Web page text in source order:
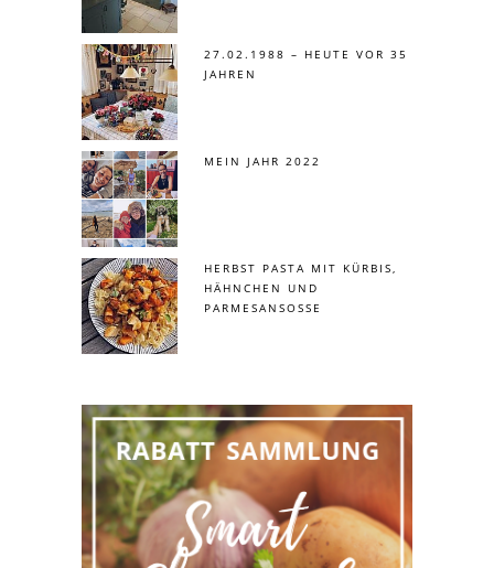
27.02.1988 – HEUTE VOR 35
JAHREN
MEIN JAHR 2022
HERBST PASTA MIT KÜRBIS,
HÄHNCHEN UND
PARMESANSOSSE